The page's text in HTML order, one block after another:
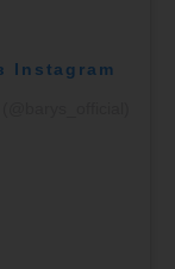
Instagram